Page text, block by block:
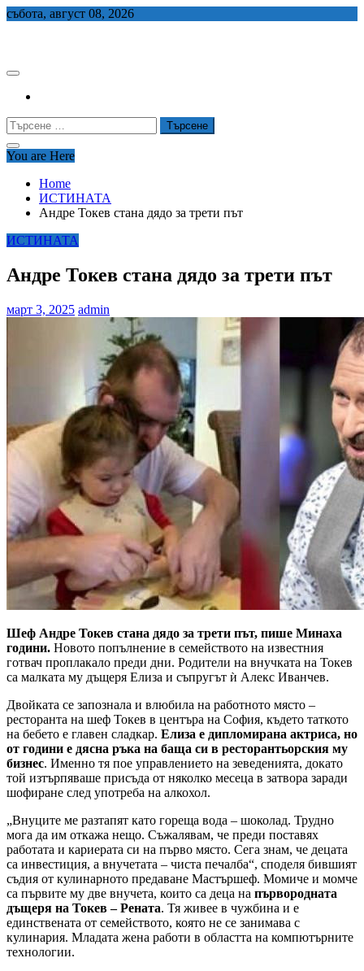
Skip
събота, август 08, 2026
Търсене
за:
You are Here
Home
ИСТИНАТА
Андре Токев стана дядо за трети път
ИСТИНАТА
Андре Токев стана дядо за трети път
март 3, 2025 admin
Шеф Андре Токев стана дядо за трети път, пише Минаха
години. Новото попълнение в семейството на известния
готвач проплакало преди дни. Родители на внучката на Токев
са малката му дъщеря Елиза и съпругът ѝ Алекс Иванчев.
Двойката се запознала и влюбила на работното място –
ресторанта на шеф Токев в центъра на София, където таткото
на бебето е главен сладкар. Елиза е дипломирана актриса, но
от години е дясна ръка на баща си в ресторантьорския му
бизнес. Именно тя пое управлението на зеведенията, докато
той изтърпяваше присъда от няколко месеца в затвора заради
шофиране след употреба на алкохол.
„Внуците ме разтапят като гореща вода – шоколад. Трудно
мога да им откажа нещо. Съжалявам, че преди поставях
работата и кариерата си на първо място. Сега знам, че децата
са инвестиция, а внучетата – чиста печалба“, споделя бившият
съдия от кулинарното предаване Мастършеф. Момиче и момче
са първите му две внучета, които са деца на първородната
дъщеря на Токев – Рената. Тя живее в чужбина и е
единствената от семейството, която не се занимава с
кулинария. Младата жена работи в областта на компютърните
технологии.